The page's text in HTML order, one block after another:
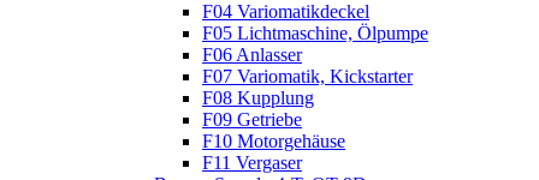
F04 Variomatikdeckel
F05 Lichtmaschine, Ölpumpe
F06 Anlasser
F07 Variomatik, Kickstarter
F08 Kupplung
F09 Getriebe
F10 Motorgehäuse
F11 Vergaser